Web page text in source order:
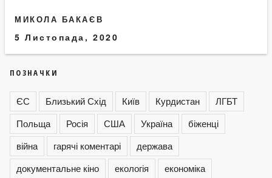
МИКОЛА БАКАЄВ
5 Листопада, 2020
ПОЗНАЧКИ
ЄС Близький Схід Київ Курдистан
ЛГБТ
Польща
Росія США Україна
біженці
війна
гарячі коментарі
держава
документальне кіно
екологія економіка